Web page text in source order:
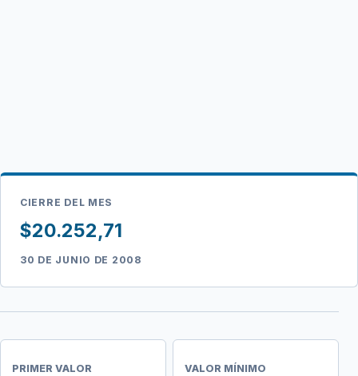
CIERRE DEL MES
$20.252,71
30 DE JUNIO DE 2008
PRIMER VALOR VALOR MÍNIMO